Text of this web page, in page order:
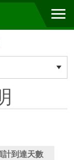
計到達天數